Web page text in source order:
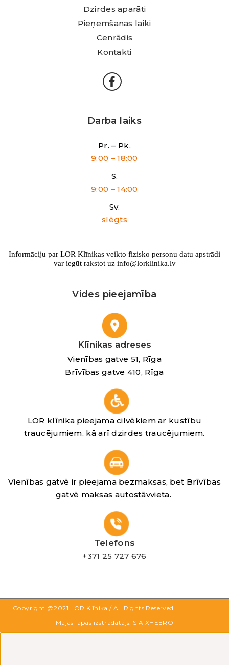
Dzirdes aparāti
Pieņemšanas laiki
Cenrādis
Kontakti
Darba laiks
Pr. – Pk.
9:00 – 18:00
S.
9:00 – 14:00
Sv.
slēgts
Informāciju par LOR Klīnikas veikto fizisko personu datu apstrādi
var iegūt rakstot uz info@lorklinika.lv
Vides pieejamība
Klīnikas adreses
Vienības gatve 51, Rīga
Brīvības gatve 410, Rīga
LOR klīnika pieejama cilvēkiem ar kustību
traucējumiem, kā arī dzirdes traucējumiem.
Vienības gatvē ir pieejama bezmaksas, bet Brīvības
gatvē maksas autostāvvieta.
Telefons
+371 25 727 676
Copyright @2021 LOR Klīnika / All Rights Reserved
Mājas lapas izstrādātajs: SIA XHEERO